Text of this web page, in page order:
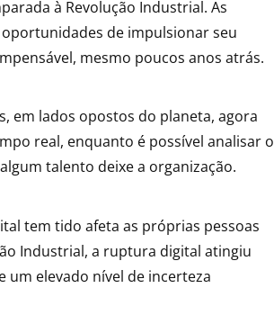
à Revolução Industrial. As
de impulsionar seu
mesmo poucos anos atrás.
em lados opostos do planeta, agora
real, enquanto é possível analisar o
talento deixe a organização.
tem tido afeta as próprias pessoas
Industrial, a ruptura digital atingiu
um elevado nível de incerteza